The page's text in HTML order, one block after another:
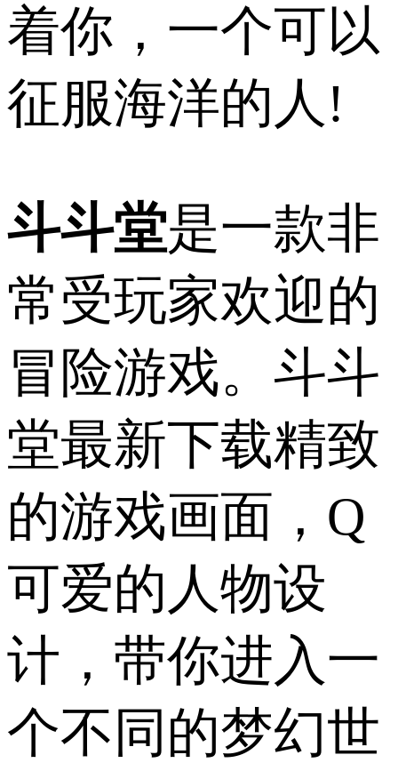
着你，一个可以
征服海洋的人!
斗斗堂是一款非
常受玩家欢迎的
冒险游戏。斗斗
堂最新下载精致
的游戏画面，Q
可爱的人物设
计，带你进入一
个不同的梦幻世